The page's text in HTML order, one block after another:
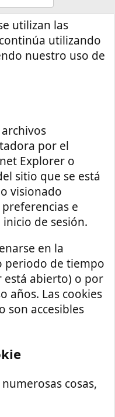
utilizan las
utilizando
nuestro uso de
por el
Explorer o
sitio que se está
visionado
e
de sesión.
en la
periodo de tiempo
está abierto) o por
años. Las cookies
son accesibles
cosas,